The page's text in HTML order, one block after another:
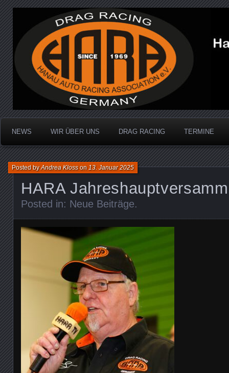
Hanau Auto Racing
Dragracing auf der 1/4 Meile
NEWS WIR ÜBER UNS DRAG RACING TERMINE
HARA
Posted byAndrea Klosson13. Januar 2025
Posted in: Neue Beiträge.